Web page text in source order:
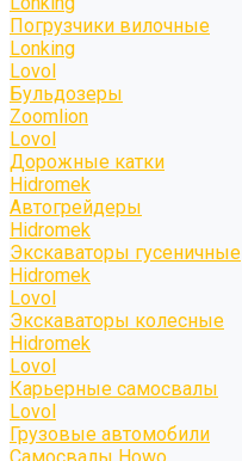
Погрузчики вилочные
Lonking
Lovol
Бульдозеры
Zoomlion
Lovol
Дорожные катки
Hidromek
Автогрейдеры
Hidromek
Экскаваторы гусеничные
Hidromek
Lovol
Экскаваторы колесные
Hidromek
Lovol
Карьерные самосвалы
Lovol
Грузовые автомобили